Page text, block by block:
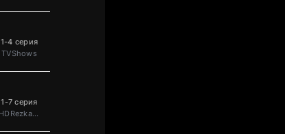
1-4 серия
TVShows
1-7 серия
HDRezka Studio